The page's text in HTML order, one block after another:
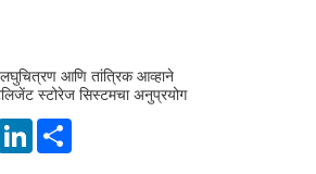
लघुचित्रण आणि तांत्रिक आव्हाने
स्टोरेज सिस्टमचा अनुप्रयोग
LinkedInShare